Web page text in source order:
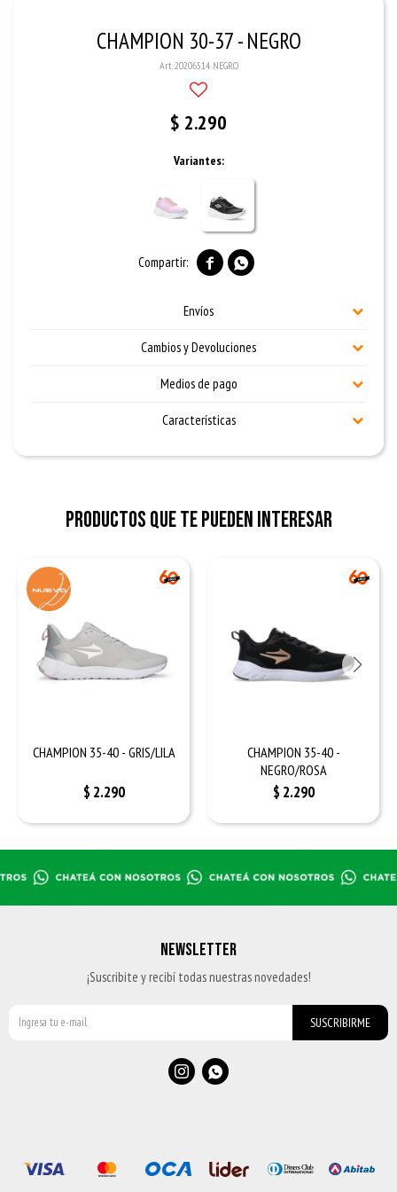
CHAMPION 30-37 - NEGRO
20206514 NEGRO
$ 2.290
Variantes:
 
Envíos
Cambios y Devoluciones
Medios de pago
Características
Productos que te pueden interesar
CHAMPION 35-40 - GRIS/LILA
$ 2.290
CHAMPION 35-40 -
NEGRO/ROSA
$ 2.290
NEWSLETTER
¡Suscribite y recibí todas nuestras novedades!
SUSCRIBIRME
 